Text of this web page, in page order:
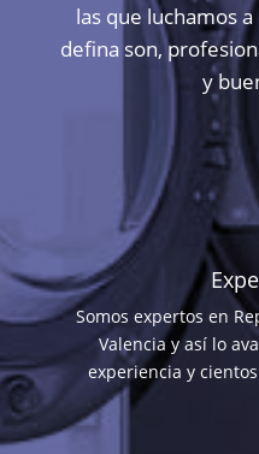
las que luchamos
defina son,
y
Somos expertos en
Valencia y así lo
experiencia y